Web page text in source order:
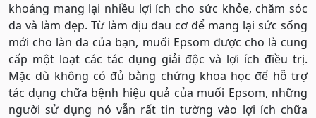
khoáng mang lại nhiều lợi ích cho sức khỏe, chăm sóc
da và làm đẹp. Từ làm dịu đau cơ để mang lại sức sống
mới cho làn da của bạn, muối Epsom được cho là cung
cấp một loạt các tác dụng giải độc và lợi ích điều trị.
Mặc dù không có đủ bằng chứng khoa học để hỗ trợ
tác dụng chữa bệnh hiệu quả của muối Epsom, những
người sử dụng nó vẫn rất tin tường vào lợi ích chữa